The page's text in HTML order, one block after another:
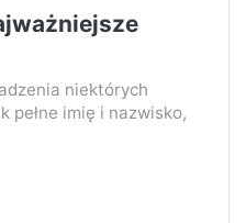
niektórych
pełne imię i nazwisko,